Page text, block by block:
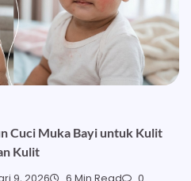
Cuci Muka Bayi untuk Kulit
Kulit
9, 2026 6 Min Read 0